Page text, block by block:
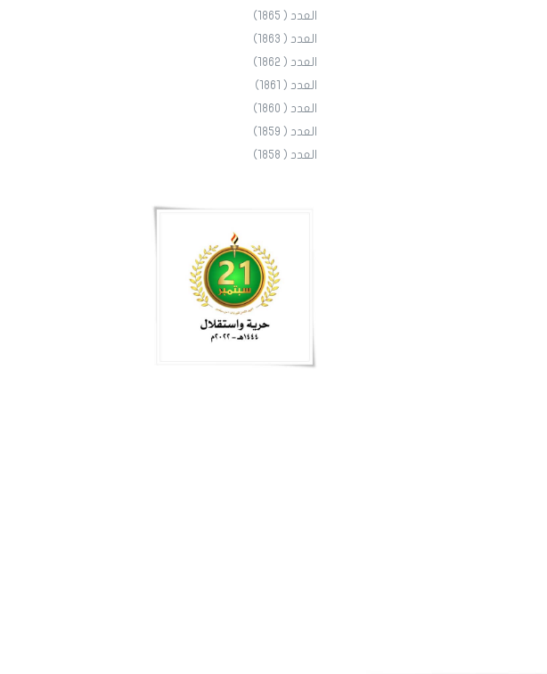
العدد ( 1865)
العدد ( 1863)
العدد ( 1862)
العدد ( 1861)
العدد ( 1860)
العدد ( 1859)
العدد ( 1858)